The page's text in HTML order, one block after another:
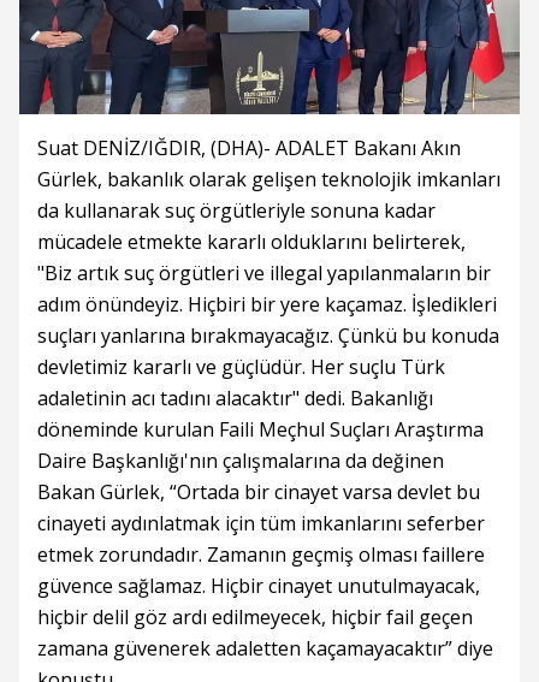
Suat DENİZ/IĞDIR, (DHA)- ADALET Bakanı Akın
Gürlek, bakanlık olarak gelişen teknolojik imkanları
da kullanarak suç örgütleriyle sonuna kadar
mücadele etmekte kararlı olduklarını belirterek,
"Biz artık suç örgütleri ve illegal yapılanmaların bir
adım önündeyiz. Hiçbiri bir yere kaçamaz. İşledikleri
suçları yanlarına bırakmayacağız. Çünkü bu konuda
devletimiz kararlı ve güçlüdür. Her suçlu Türk
adaletinin acı tadını alacaktır" dedi. Bakanlığı
döneminde kurulan Faili Meçhul Suçları Araştırma
Daire Başkanlığı'nın çalışmalarına da değinen
Bakan Gürlek, “Ortada bir cinayet varsa devlet bu
cinayeti aydınlatmak için tüm imkanlarını seferber
etmek zorundadır. Zamanın geçmiş olması faillere
güvence sağlamaz. Hiçbir cinayet unutulmayacak,
hiçbir delil göz ardı edilmeyecek, hiçbir fail geçen
zamana güvenerek adaletten kaçamayacaktır” diye